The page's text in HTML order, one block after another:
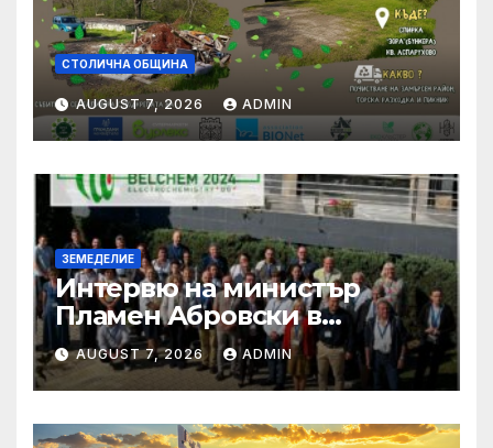
СТОЛИЧНА ОБЩИНА
AUGUST 7, 2026 ADMIN
ЗЕМЕДЕЛИЕ
Интервю на министър
Пламен Абровски в
предаването „Денят на
живо”, NOVA NEWS
AUGUST 7, 2026 ADMIN